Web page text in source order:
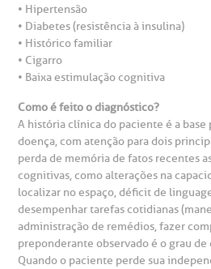
Saiba mais
R. Colômbia, 332
CEP: 01438-000 | Jardim Paulista
São Paulo - SP
de órgãos
de cuidado
e perdidos
• Hipertensão
• Diabetes (resistência à insulina)
• Histórico familiar
• Cigarro
• Baixa estimulação cognitiva
Como é feito o diagnóstico?
A história clínica do paciente é a base
doença, com atenção para dois
perda de memória de fatos recentes
cognitivas, como alterações na
localizar no espaço, déficit de
desempenhar tarefas cotidianas
administração de remédios, fazer
preponderante observado é o grau
Quando o paciente perde sua